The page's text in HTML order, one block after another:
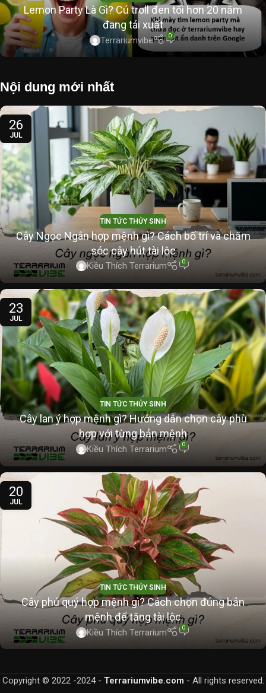
Lemon Party Là Gì? Cú troll đen tối hơn 20 năm
đang tái xuất
Terrariumvibe 0
Nội dung mới nhất
26
JUL
TIN TỨC THỦY SINH
Cây Ngọc Ngân hợp mệnh gì? Cách bố trí và chăm
sóc cây hút tài lộc
Kiều Thích Terrarium 0
23
JUL
TIN TỨC THỦY SINH
Cây lan ý hợp mệnh gì? Hướng dẫn chọn cây phù
hợp với từng bản mệnh
Kiều Thích Terrarium 0
20
JUL
TIN TỨC THỦY SINH
Cây phú quý hợp mệnh gì? Cách chọn đúng bản
mệnh để tăng tài lộc
Kiều Thích Terrarium 0
Copyright © 2022 -2024 - Terrariumvibe.com - All rights reserved.